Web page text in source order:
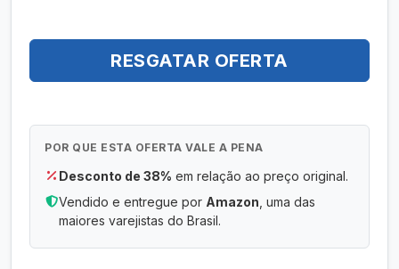
RESGATAR OFERTA
POR QUE ESTA OFERTA VALE A PENA
Desconto de 38% em relação ao preço original.
Vendido e entregue por Amazon , uma das
maiores varejistas do Brasil.